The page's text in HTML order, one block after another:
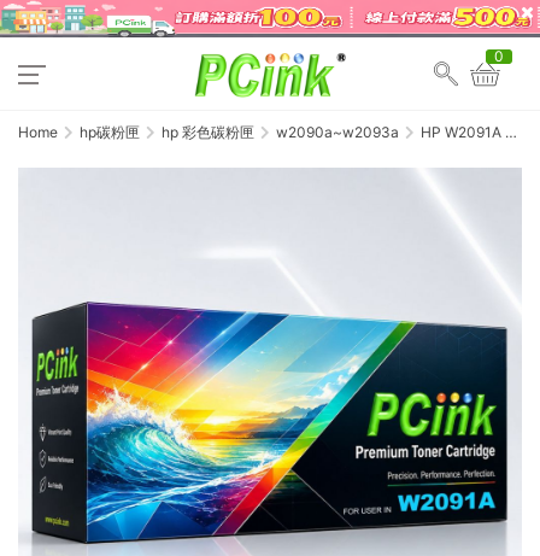
0
Home hp碳粉匣 hp 彩色碳粉匣 w2090a~w2093a
HP W2091A 藍